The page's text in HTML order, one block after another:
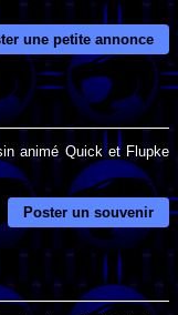
une petite annonce
animé Quick et Flupke
Poster un souvenir